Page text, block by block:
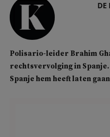
DE
Polisario-leider Brahim
rechtsvervolging in
Spanje hem heeft laten